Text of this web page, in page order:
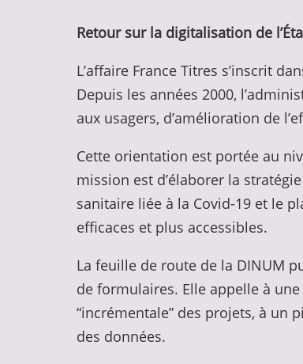
Retour sur la digitalisation de
L’affaire France Titres s’inscrit
Depuis les années 2000,
aux usagers, d’amélioration de
Cette orientation est portée au
mission est d’élaborer la
sanitaire liée à la Covid-19 et le
efficaces et plus accessibles.
La feuille de route de la DINUM
de formulaires. Elle appelle à
“incrémentale” des projets, à un
des données.